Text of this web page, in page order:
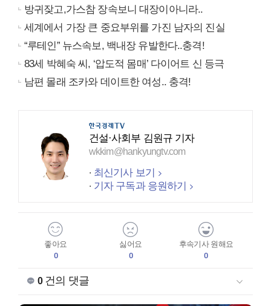
방귀잦고,가스참 장속보니 대장이아니라..
세계에서 가장 큰 중요부위를 가진 남자의 진실
“루테인” 뉴스속보, 백내장 유발한다..충격!
83세 박혜숙 씨, ‘압도적 몸매’ 다이어트 신 등극
남편 몰래 조카와 데이트한 여성.. 충격!
건설·사회부 김원규 기자
wkkim@hankyungtv.com
최신기사 보기
기자 구독과 응원하기
좋아요
0
싫어요
0
후속기사 원해요
0
0건의 댓글